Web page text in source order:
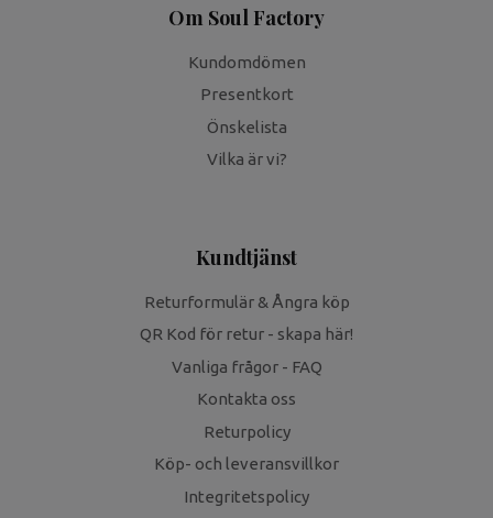
Om Soul Factory
Kundomdömen
Presentkort
Önskelista
Vilka är vi?
Kundtjänst
Returformulär & Ångra köp
QR Kod för retur - skapa här!
Vanliga frågor - FAQ
Kontakta oss
Returpolicy
Köp- och leveransvillkor
Integritetspolicy